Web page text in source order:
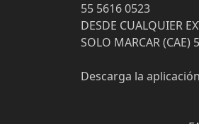
55 5616 0523
DESDE CUALQUIER
SOLO MARCAR (CAE)
Descarga la aplicación